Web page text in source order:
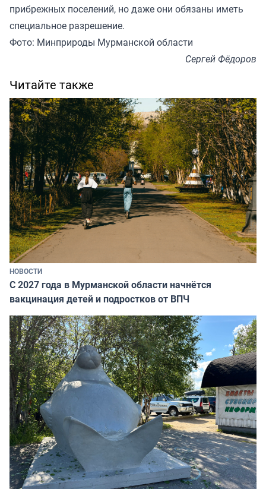
прибрежных поселений, но даже они обязаны иметь
специальное разрешение.
Фото: Минприроды Мурманской области
Сергей Фёдоров
Читайте также
НОВОСТИ
С 2027 года в Мурманской области начнётся
вакцинация детей и подростков от ВПЧ